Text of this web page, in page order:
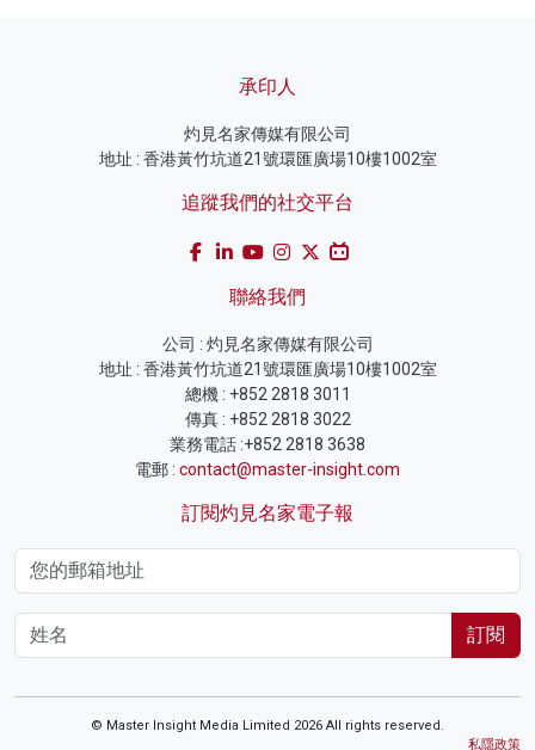
承印人
灼見名家傳媒有限公司
地址 : 香港黃竹坑道21號環匯廣場10樓1002室
追蹤我們的社交平台
聯絡我們
公司 : 灼見名家傳媒有限公司
地址 : 香港黃竹坑道21號環匯廣場10樓1002室
總機 : +852 2818 3011
傳真 : +852 2818 3022
業務電話 :+852 2818 3638
電郵 : contact@master-insight.com
訂閱灼見名家電子報
訂閱
© Master Insight Media Limited 2026 All rights reserved.
私隱政策